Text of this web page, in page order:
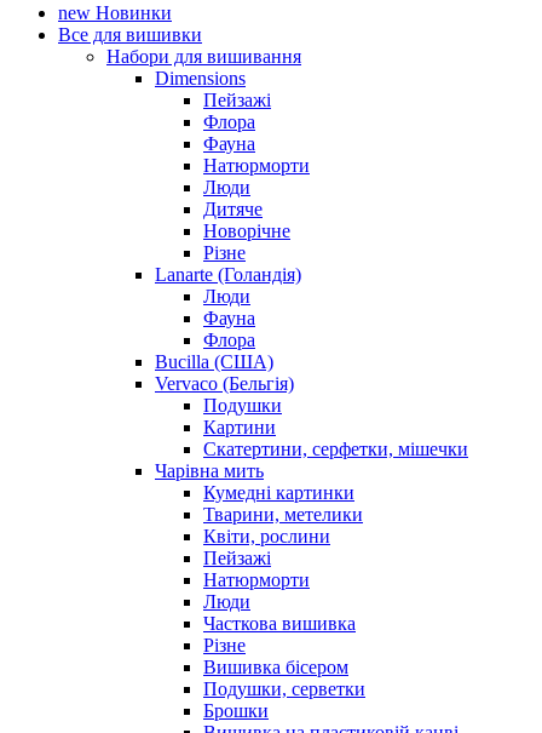
new Новинки
Все для вишивки
Набори для вишивання
Dimensions
Пейзажі
Флора
Фауна
Натюрморти
Люди
Дитяче
Новорічне
Різне
Lanarte (Голандія)
Люди
Фауна
Флора
Bucilla (США)
Vervaco (Бельгія)
Подушки
Картини
Скатертини, серфетки, мішечки
Чарiвна мить
Кумедні картинки
Тварини, метелики
Квіти, рослини
Пейзажі
Натюрморти
Люди
Часткова вишивка
Різне
Вишивка бісером
Подушки, серветки
Брошки